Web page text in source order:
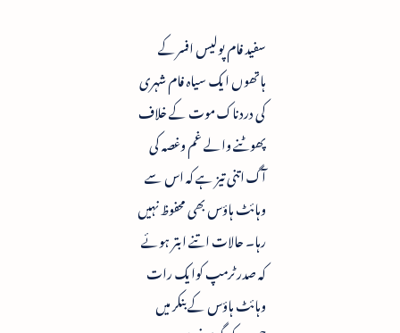
سفید فام پولیس افسرکے
ہاتھوں ایک سیاہ فام شہری
کی دردناک موت کے خلاف
پھوٹنے والے غم وغصہ کی
آگ اتنی تیز ہے کہ اس سے
وہائٹ ہاؤس بھی محفوظ نہیں
رہا۔ حالات اتنے ابتر ہوئے
کہ صدر ٹرمپ کوایک رات
وہائٹ ہاؤس کے بنکر میں